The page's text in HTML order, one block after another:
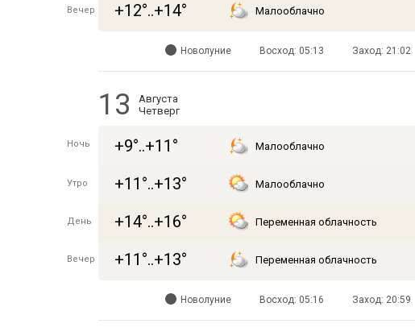
Вечер +12°..+14° Малооблачно
Новолуние Восход: 05:13 Заход: 21:02
13
Августа
Четверг
Ночь +9°..+11° Малооблачно
Утро +11°..+13° Малооблачно
День +14°..+16° Переменная облачность
Вечер +11°..+13° Переменная облачность
Новолуние Восход: 05:16 Заход: 20:59